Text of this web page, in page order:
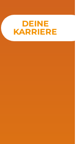
DEINE
KARRIERE